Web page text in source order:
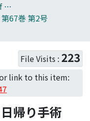
060_Graduate School of Medicine
第67巻 第2号
File Visits : 223
link to this item:
帰り手術